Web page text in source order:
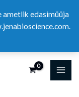
ametlik edasimüüja